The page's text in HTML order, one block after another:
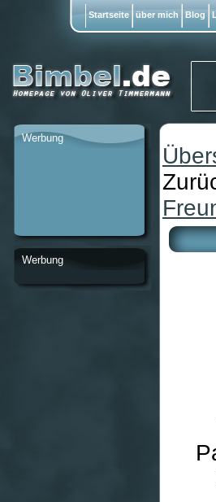
Werbung
Werbung
Startseite über mich Blog